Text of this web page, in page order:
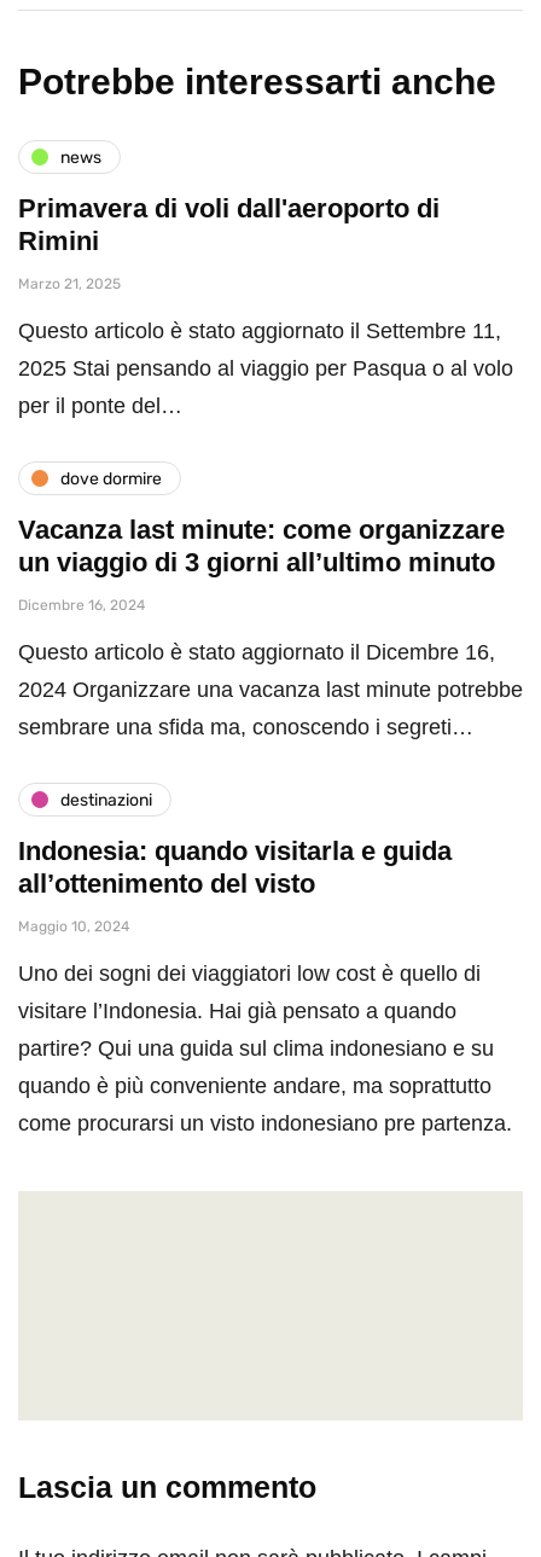
Potrebbe interessarti anche
news
Primavera di voli dall'aeroporto di
Rimini
Marzo 21, 2025
Questo articolo è stato aggiornato il Settembre 11,
2025 Stai pensando al viaggio per Pasqua o al volo
per il ponte del…
dove dormire
Vacanza last minute: come organizzare
un viaggio di 3 giorni all’ultimo minuto
Dicembre 16, 2024
Questo articolo è stato aggiornato il Dicembre 16,
2024 Organizzare una vacanza last minute potrebbe
sembrare una sfida ma, conoscendo i segreti…
destinazioni
Indonesia: quando visitarla e guida
all’ottenimento del visto
Maggio 10, 2024
Uno dei sogni dei viaggiatori low cost è quello di
visitare l’Indonesia. Hai già pensato a quando
partire? Qui una guida sul clima indonesiano e su
quando è più conveniente andare, ma soprattutto
come procurarsi un visto indonesiano pre partenza.
Lascia un commento